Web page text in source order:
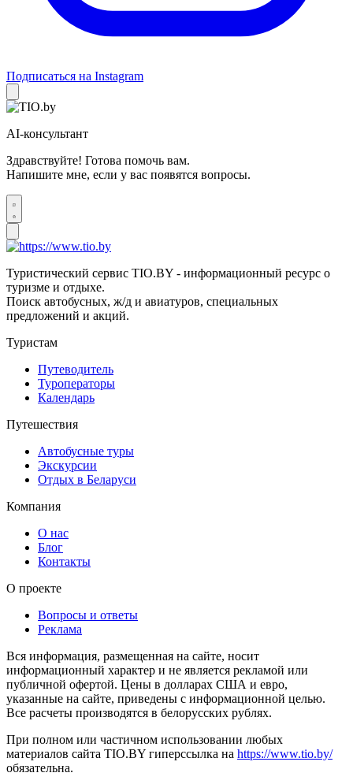
Подписаться на Instagram
AI-консультант
Здравствуйте! Готова помочь вам.
Напишите мне, если у вас появятся вопросы.
Туристический сервис TIO.BY - информационный ресурс о
туризме и отдыхе.
Поиск автобусных, ж/д и авиатуров, специальных
предложений и акций.
Туристам
Путеводитель
Туроператоры
Календарь
Путешествия
Автобусные туры
Экскурсии
Отдых в Беларуси
Компания
О нас
Блог
Контакты
О проекте
Вопросы и ответы
Реклама
Вся информация, размещенная на сайте, носит
информационный характер и не является рекламой или
публичной офертой. Цены в долларах США и евро,
указанные на сайте, приведены с информационной целью.
Все расчеты производятся в белорусских рублях.
При полном или частичном использовании любых
материалов сайта TIO.BY гиперссылка на https://www.tio.by/
обязательна.